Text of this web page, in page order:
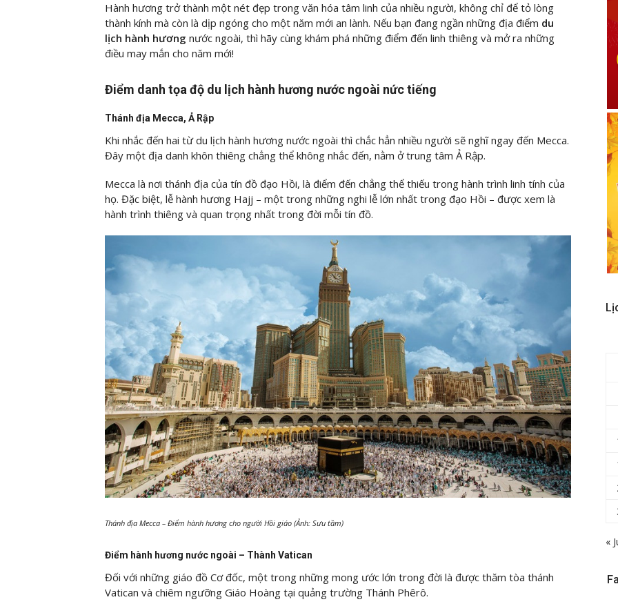
Hành hương trở thành một nét đẹp trong văn hóa tâm linh của nhiều người, không chỉ để tỏ lòng
thành kính mà còn là dịp ngóng cho một năm mới an lành. Nếu bạn đang ngần những địa điểm du
lịch hành hương nước ngoài, thì hãy cùng khám phá những điểm đến linh thiêng và mở ra những
điều may mắn cho năm mới!
Điểm danh tọa độ du lịch hành hương nước ngoài nức tiếng
Thánh địa Mecca, Ả Rập
Khi nhắc đến hai từ du lịch hành hương nước ngoài thì chắc hẳn nhiều người sẽ nghĩ ngay đến Mecca.
Đây một địa danh khôn thiêng chẳng thể không nhắc đến, nằm ở trung tâm Ả Rập.
Mecca là nơi thánh địa của tín đồ đạo Hồi, là điểm đến chẳng thể thiếu trong hành trình linh tính của
họ. Đặc biệt, lễ hành hương Hajj – một trong những nghi lễ lớn nhất trong đạo Hồi – được xem là
hành trình thiêng và quan trọng nhất trong đời mỗi tín đồ.
Thánh địa Mecca – Điểm hành hương cho người Hồi giáo (Ảnh: Sưu tầm)
Điểm hành hương nước ngoài – Thành Vatican
Đối với những giáo đồ Cơ đốc, một trong những mong ước lớn trong đời là được thăm tòa thánh
Vatican và chiêm ngưỡng Giáo Hoàng tại quảng trường Thánh Phêrô.
«